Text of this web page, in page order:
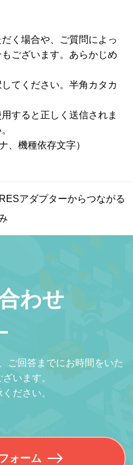
ログイン
く場合や、ご質問によっ
ございます。あらかじめ
てください。半角カタカ
すると正しく送信されま
、機種依存文字）
アダプターからつながる
わせ
ご回答までにお時間をいた
います。
ださい。
ォーム